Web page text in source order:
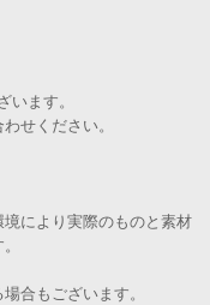
います。
せください。
により実際のものと素材
合もございます。